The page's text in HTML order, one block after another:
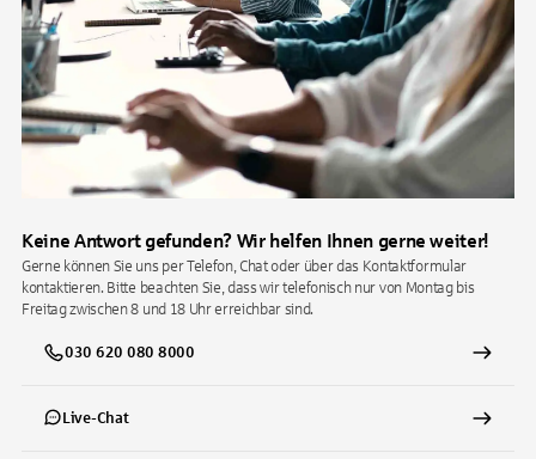
Keine Antwort gefunden? Wir helfen Ihnen gerne weiter!
Gerne können Sie uns per Telefon, Chat oder über das Kontaktformular
kontaktieren. Bitte beachten Sie, dass wir telefonisch nur von Montag bis
Freitag zwischen 8 und 18 Uhr erreichbar sind.
030 620 080 8000
Live-Chat